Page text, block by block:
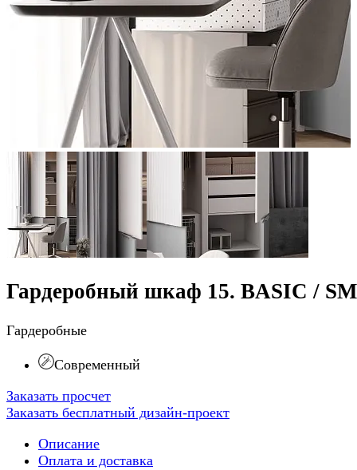
Гардеробный шкаф 15. BASIC /
Гардеробные
Современный
Заказать просчет
Заказать бесплатный дизайн-проект
Описание
Оплата и доставка